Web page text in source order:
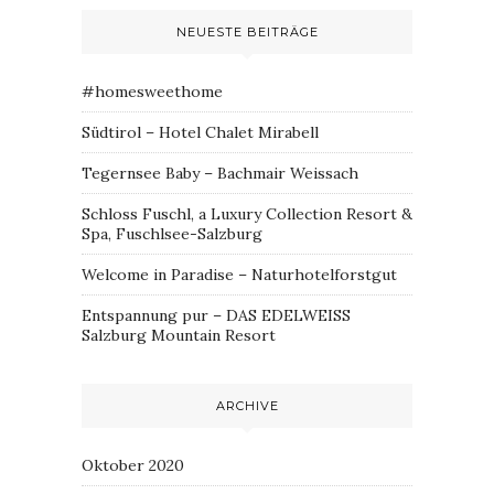
NEUESTE BEITRÄGE
#homesweethome
Südtirol – Hotel Chalet Mirabell
Tegernsee Baby – Bachmair Weissach
Schloss Fuschl, a Luxury Collection Resort &
Spa, Fuschlsee-Salzburg
Welcome in Paradise – Naturhotelforstgut
Entspannung pur – DAS EDELWEISS
Salzburg Mountain Resort
ARCHIVE
Oktober 2020